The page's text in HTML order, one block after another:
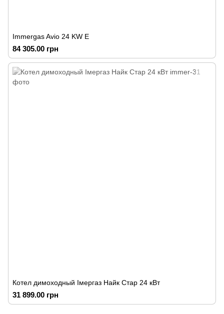
Immergas Avio 24 KW Е
84 305.00 грн
Котел димоходный Імергаз Найк Стар 24 кВт
31 899.00 грн